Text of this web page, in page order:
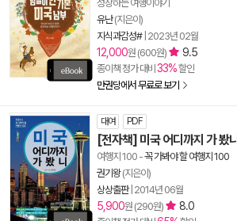
성장하는 여행이야기
유난(지은이)
지식과감성#| 2023년 02월
12,000원 (600원) 9.5
종이책 정가 대비 33%할인
만권당에서 무료로 보기
대여 PDF
[전자책] 미국 어디까지 가 봤니
여행지 100 -꼭 가봐야 할 여행지 100
권기왕(지은이)
상상출판| 2014년 06월
5,900원 (290원) 8.0